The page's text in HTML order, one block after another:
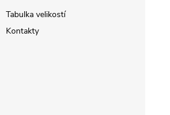
Tabulka velikostí
Kontakty